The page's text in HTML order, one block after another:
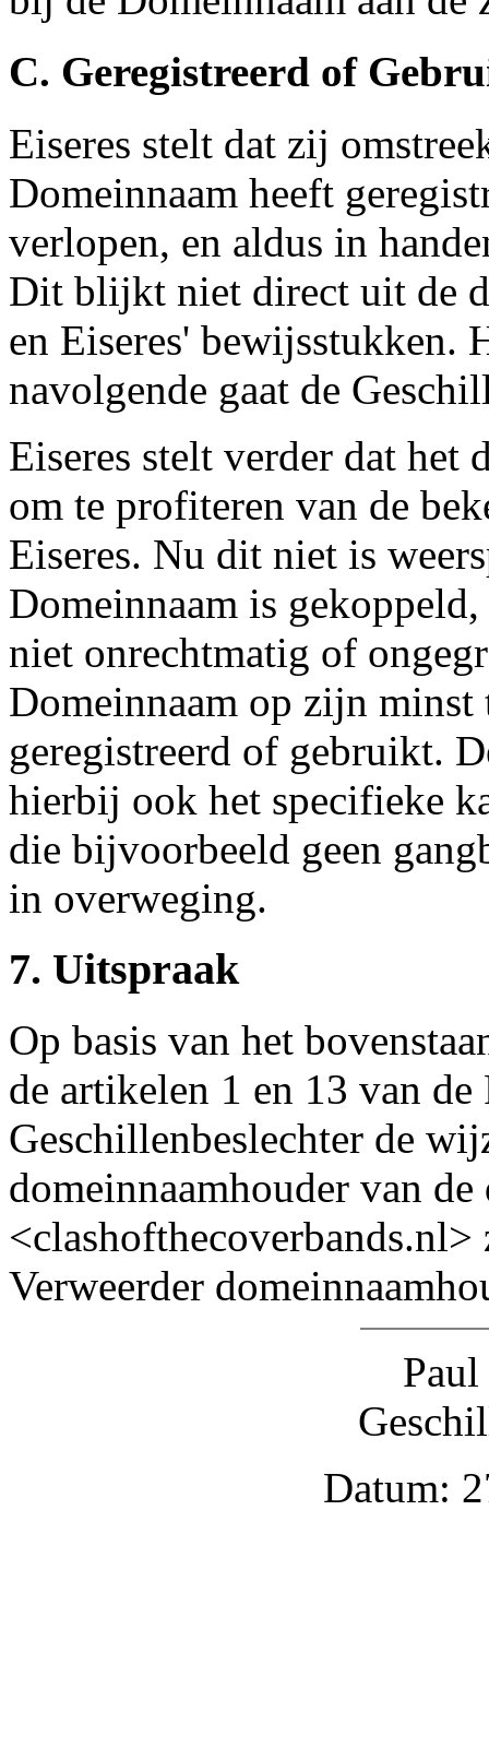
C. Geregistreerd of
Eiseres stelt dat zij
Domeinnaam heeft
verlopen, en aldus in
Dit blijkt niet direct uit de
en Eiseres' bewijsstukken.
navolgende gaat de
Eiseres stelt verder dat het
om te profiteren van de
Eiseres. Nu dit niet is
Domeinnaam is
niet onrechtmatig of
Domeinnaam op zijn
geregistreerd of gebruikt.
hierbij ook het specifieke
die bijvoorbeeld geen
in overweging.
7. Uitspraak
Op basis van het
de artikelen 1 en 13 van
Geschillenbeslechter de
domeinnaamhouder van de
<clashofthecoverbands.nl>
Verweerder
Paul
Datum: